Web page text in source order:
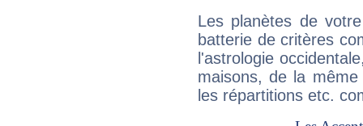
Les planètes de
batterie de critères
l'astrologie
maisons, de la
les répartitions etc.